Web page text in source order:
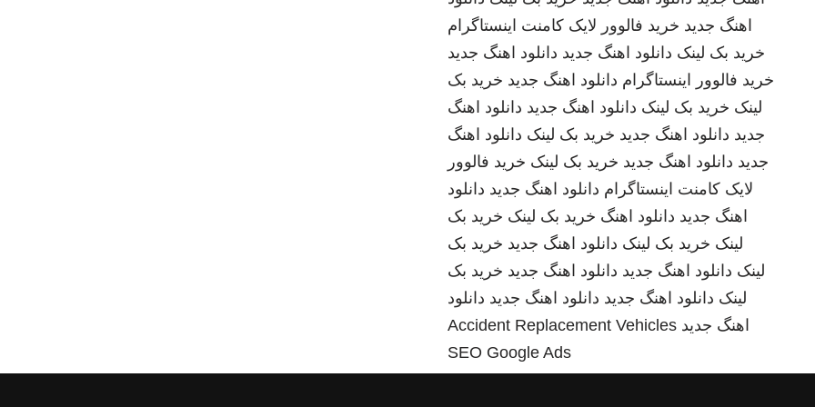
اهنگ جدید خرید فالوور لایک کامنت اینستاگرام
خرید بک لینک دانلود اهنگ جدید دانلود اهنگ جدید
خرید فالوور اینستاگرام دانلود اهنگ جدید خرید بک
لینک خرید بک لینک دانلود اهنگ جدید دانلود اهنگ
جدید دانلود اهنگ جدید خرید بک لینک دانلود اهنگ
جدید دانلود اهنگ جدید خرید بک لینک خرید فالوور
لایک کامنت اینستاگرام دانلود اهنگ جدید دانلود
اهنگ جدید دانلود اهنگ خرید بک لینک خرید بک
لینک خرید بک لینک دانلود اهنگ جدید خرید بک
لینک دانلود اهنگ جدید دانلود اهنگ جدید خرید بک
لینک دانلود اهنگ جدید دانلود اهنگ جدید دانلود
اهنگ جدید Accident Replacement Vehicles
SEO Google Ads